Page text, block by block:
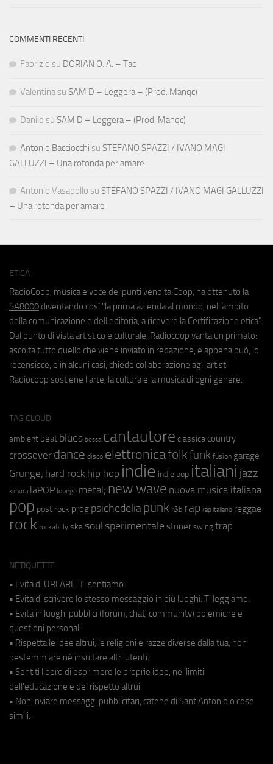
COMMENTI RECENTI
Fabrizio su DORIAN O. A. – Tao
Valentina su SAM D – Leggera – (Prod. Manqc)
Danilo su SAM D – Leggera – (Prod. Manqc)
Antonio Bacciocchi su STEFANO SPAZZI / IVANO MAGI
GALLUZZI – Una rotonda per amare
Antonio Vasapollo su STEFANO SPAZZI / IVANO MAGI GALLUZZI
– Una rotonda per amare
ETICA
RadioCoop, musica e voce dei punti vendita Coop, ha ottenuto la
SA8000 diventando così "la prima azienda al mondo, nell'ambito
della comunicazione e dell'editoria, a ricevere la Certificazione etica".
Dal punto di vista artistico e culturale, Radiocoop vanta un primato:
ascolta tutto quello che viene inviato in redazione, e appena può, lo
recensisce, e in alcuni casi, chiede collaborazione agli artisti.
Radiocoop sostiene l'arte, la cultura e la musica di ogni genere.
TAG CLOUD
ambient beat blues bossa cantautore classica country
crossover dance disco elettronicafolkfunk fusion garage
Grunge; hard rock hip hop indie indie pop italiani jazz
kimura laPOP lounge metal; new wave nuova musica italiana
pop post rock prog psichedeliapunk r&b rap rap italiano reggae
rock rockabilly ska soul sperimentale stoner swing trap
NETIQUETTE
• Evita di URLARE. Ti sentiamo.
• Evita di scrivere lo stesso messaggio in più luoghi. Ti leggiamo.
• Evita in luoghi pubblici (forum, chat, community) polemiche e
questioni personali.
• Rispetta le idee altrui, le religioni e razze diverse dalla tua, non
bestemmiare né insultare altri utenti.
• Sentiti libero di esprimere le proprie idee, nei limiti
dell'educazione e del rispetto altrui.
• Non inviare messaggi pubblicitari, catene di Sant'Antonio o cose
simili.